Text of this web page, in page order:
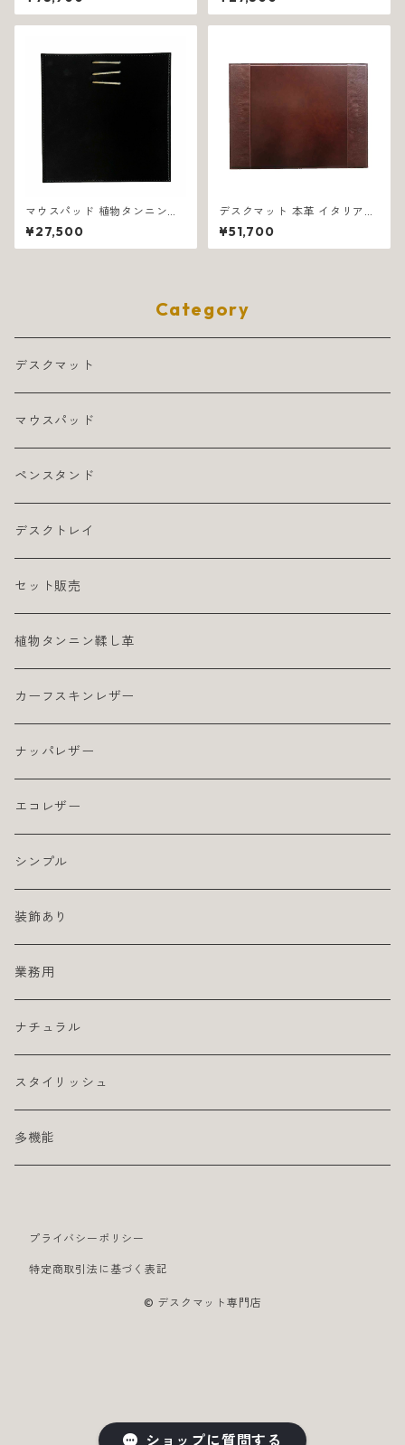
ショップに質問する
ブラック ダグラス 1328
ネア 1076
マウスパッド 植物タンニン鞣
し革 イタリア製 ブラック リー
ネア 1077
¥27,500
デスクマット 本革 イタリア製
ブラウン リザード調 テーベ 12
80
¥51,700
Category
デスクマット
マウスパッド
ペンスタンド
デスクトレイ
セット販売
植物タンニン鞣し革
カーフスキンレザー
ナッパレザー
エコレザー
シンプル
装飾あり
業務用
ナチュラル
スタイリッシュ
多機能
プライバシーポリシー
特定商取引法に基づく表記
© デスクマット専門店